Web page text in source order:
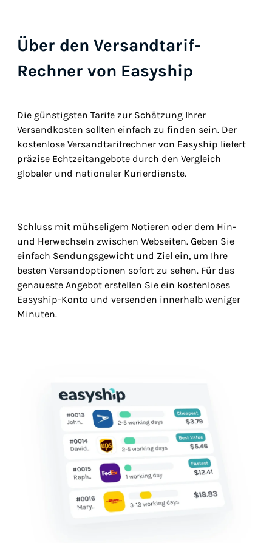
Über den Versandtarif-
Rechner von Easyship
Die günstigsten Tarife zur Schätzung Ihrer
Versandkosten sollten einfach zu finden sein. Der
kostenlose Versandtarifrechner von Easyship liefert
präzise Echtzeitangebote durch den Vergleich
globaler und nationaler Kurierdienste.
Schluss mit mühseligem Notieren oder dem Hin-
und Herwechseln zwischen Webseiten. Geben Sie
einfach Sendungsgewicht und Ziel ein, um Ihre
besten Versandoptionen sofort zu sehen. Für das
genaueste Angebot erstellen Sie ein kostenloses
Easyship-Konto und versenden innerhalb weniger
Minuten.